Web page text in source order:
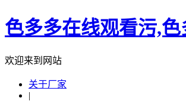
色多多在线观看污,
欢迎来到网站
关于厂家
|